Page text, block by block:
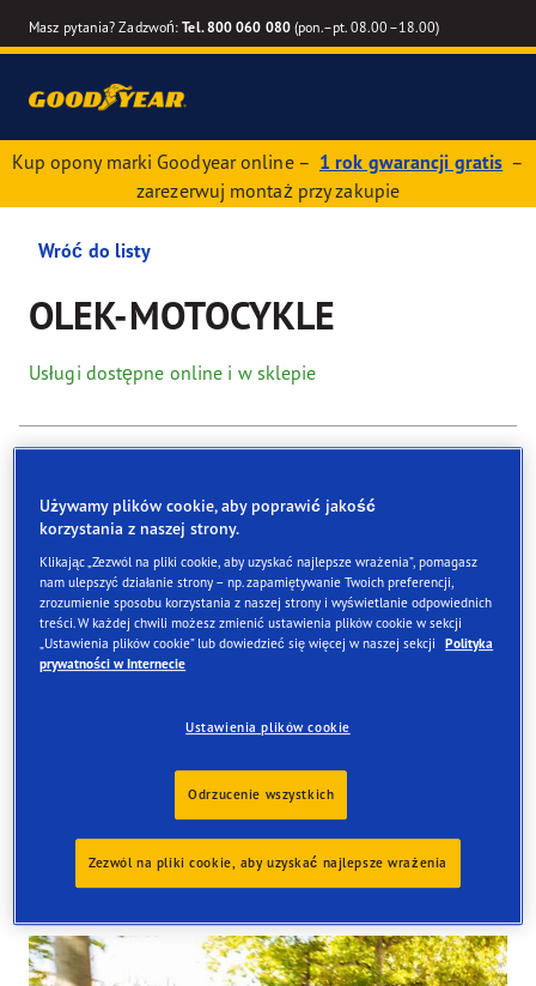
Masz pytania? Zadzwoń:Tel. 800 060 080(pon.–pt. 08.00–18.00)
Kup opony marki Goodyear online – 1 rok gwarancji gratis –
zarezerwuj montaż przy zakupie
Wróć do listy
OLEK-MOTOCYKLE
Usługi dostępne online i w sklepie
Znajdź opony
Tyres available at the store
Używamy plików cookie, aby poprawić jakość
korzystania z naszej strony.
Klikając „Zezwól na pliki cookie, aby uzyskać najlepsze wrażenia”, pomagasz
nam ulepszyć działanie strony – np. zapamiętywanie Twoich preferencji,
zrozumienie sposobu korzystania z naszej strony i wyświetlanie odpowiednich
treści. W każdej chwili możesz zmienić ustawienia plików cookie w sekcji
„Ustawienia plików cookie” lub dowiedzieć się więcej w naszej sekcji
Polityka
prywatności w Internecie
Ustawienia plików cookie
Odrzucenie wszystkich
Zezwól na pliki cookie, aby uzyskać najlepsze wrażenia